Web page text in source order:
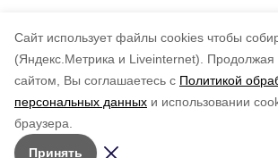
Cайт использует файлы cookies чтобы
(Яндекс.Метрика и Liveinternet).
Продолжая
сайтом, Вы соглашаетесь с Политикой
персональных данных и использовании
браузера.
Принять
Подписывайтесь на наш
канал
Рассказываем о главном в районе.
и достоверная информация!
сахалин углегорск
по оценке
5